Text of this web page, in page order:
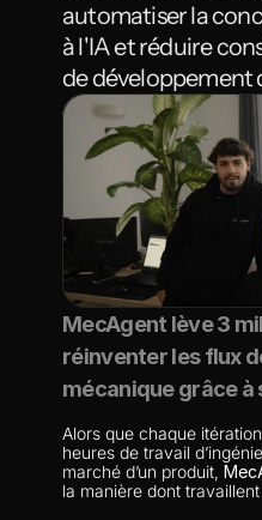
automatiser la
à l'IA et réduire
de développement
MecAgent lève 3
réinventer les flux
mécanique grâce à
Alors que chaque
heures de travail
marché d’un produit,
la manière dont